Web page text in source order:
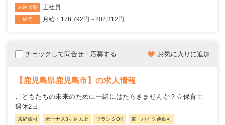
雇用形態 正社員
給与 月給：178,792円～202,312円
チェックして問合せ・応募する お気に入りに追加
【鹿児島県鹿児島市】の求人情報
こどもたちの未来のために一緒にはたらきませんか？☆保育士
週休2日
未経験可 ボーナス3ヶ月以上 ブランクOK 車・バイク通勤可